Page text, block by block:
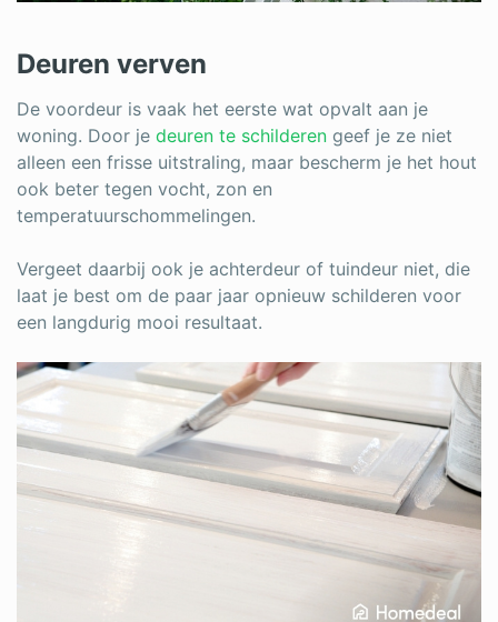
Deuren verven
De voordeur is vaak het eerste wat opvalt aan je
woning. Door je deuren te schilderen geef je ze niet
alleen een frisse uitstraling, maar bescherm je het hout
ook beter tegen vocht, zon en
temperatuurschommelingen.
Vergeet daarbij ook je achterdeur of tuindeur niet, die
laat je best om de paar jaar opnieuw schilderen voor
een langdurig mooi resultaat.